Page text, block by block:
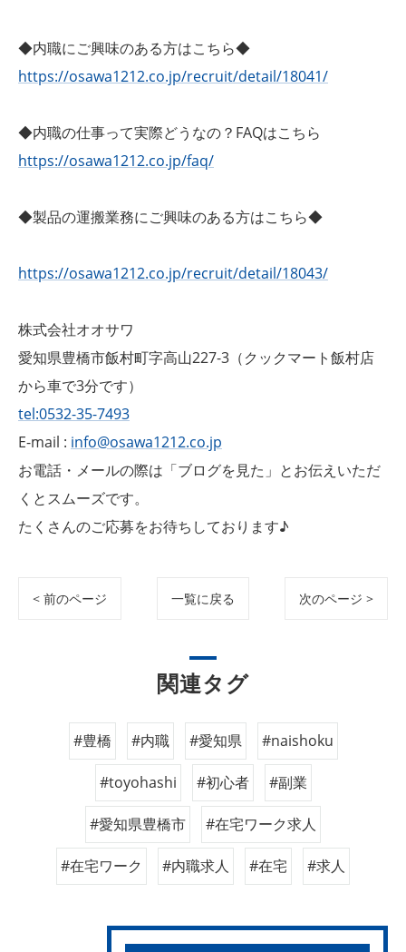
◆内職にご興味のある方はこちら◆
https://osawa1212.co.jp/recruit/detail/18041/
◆内職の仕事って実際どうなの？FAQはこちら
https://osawa1212.co.jp/faq/
◆製品の運搬業務にご興味のある方はこちら◆
https://osawa1212.co.jp/recruit/detail/18043/
株式会社オオサワ
愛知県豊橋市飯村町字高山227-3（クックマート飯村店
から車で3分です）
tel:0532-35-7493
E-mail : info@osawa1212.co.jp
お電話・メールの際は「ブログを見た」とお伝えいただ
くとスムーズです。
たくさんのご応募をお待ちしております♪
< 前のページ 一覧に戻る 次のページ >
関連タグ
#豊橋 #内職 #愛知県 #naishoku
#toyohashi #初心者 #副業
#愛知県豊橋市 #在宅ワーク求人
#在宅ワーク #内職求人 #在宅 #求人